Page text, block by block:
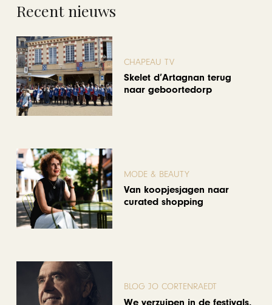
Recent nieuws
CHAPEAU TV
Skelet d’Artagnan terug
naar geboortedorp
MODE & BEAUTY
Van koopjesjagen naar
curated shopping
BLOG JO CORTENRAEDT
We verzuipen in de festivals,